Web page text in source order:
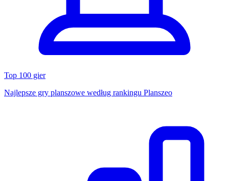
Top 100 gier
Najlepsze gry planszowe według rankingu Planszeo